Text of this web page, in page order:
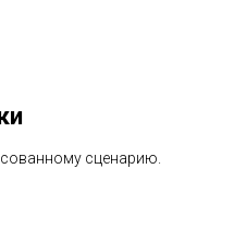
сценарию.